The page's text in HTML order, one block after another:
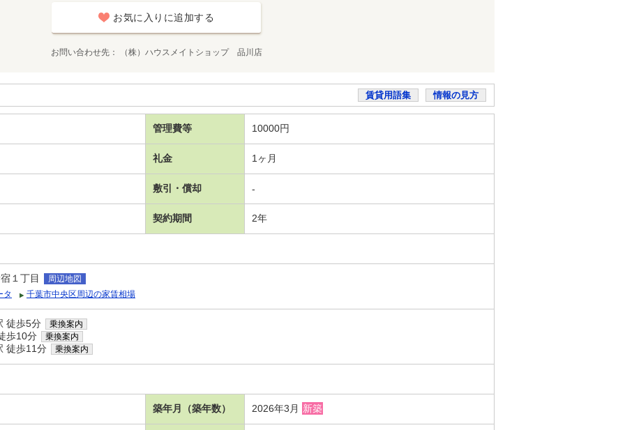
お気に入りに追加する
お問い合わせ先 （株）ハウスメイトショップ 品川店
賃貸用語集 情報の見方
管理費等 10000円
礼金 1ヶ月
敷引・償却 -
契約期間 2年
１丁目
周辺地図
タ
千葉市中央区周辺の家賃相場
徒歩5分 乗換案内
歩10分 乗換案内
徒歩11分 乗換案内
築年月（築年数） 2026年3月 新築